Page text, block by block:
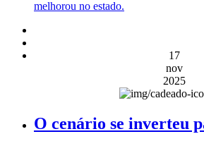
melhorou no estado.
17
nov
2025
O cenário se inverteu